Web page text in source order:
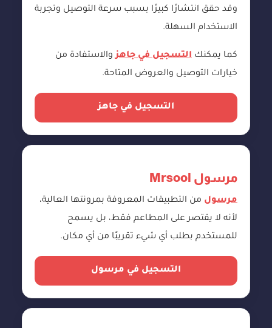
وقد حقق انتشارًا كبيرًا بسبب سرعة التوصيل وتجربة
الاستخدام السهلة.
كما يمكنك التسجيل في جاهزوالاستفادة من
خيارات التوصيل والعروض المتاحة.
التسجيل في جاهز
مرسول Mrsool
مرسول من التطبيقات المعروفة بمرونتها العالية،
لأنه لا يقتصر على المطاعم فقط، بل يسمح
للمستخدم بطلب أي شيء تقريبًا من أي مكان.
التسجيل في مرسول